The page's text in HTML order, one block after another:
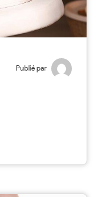
Publié par